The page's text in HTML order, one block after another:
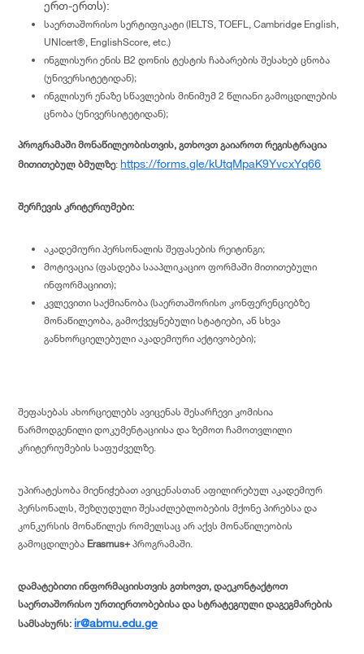
ერთ-ერთს):
საერთაშორისო სერტიფიკატი (IELTS, TOEFL, Cambridge English,
UNIcert®, EnglishScore, etc.)
ინგლისური ენის B2 დონის ტესტის ჩაბარების შესახებ ცნობა
(უნივერსიტეტიდან);
ინგლისურ ენაზე სწავლების მინიმუმ 2 წლიანი გამოცდილების
ცნობა (უნივერსიტეტიდან);
პროგრამაში მონაწილეობისთვის, გთხოვთ გაიაროთ რეგისტრაცია
მითითებულ ბმულზე: https://forms.gle/kUtqMpaK9YvcxYq66
შერჩევის კრიტერიუმები:
აკადემიური პერსონალის შეფასების რეიტინგი;
მოტივაცია (ფასდება სააპლიკაციო ფორმაში მითითებული
ინფორმაციით);
კვლევითი საქმიანობა (საერთაშორისო კონფერენციებზე
მონაწილეობა, გამოქვეყნებული სტატიები, ან სხვა
განხორციელებული აკადემიური აქტივობები);
შეფასებას ახორციელებს ავიცენას შესარჩევი კომისია
წარმოდგენილი დოკუმენტაციისა და ზემოთ ჩამოთვლილი
კრიტერიუმების საფუძველზე.
უპირატესობა მიენიჭებათ ავიცენასთან აფილირებულ აკადემიურ
პერსონალს, შეზღუდული შესაძლებლობების მქონე პირებსა და
კონკურსის მონაწილეს რომელსაც არ აქვს მონაწილეობის
გამოცდილება Erasmus+ პროგრამაში.
დამატებითი ინფორმაციისთვის გთხოვთ, დაეკონტაქტოთ
საერთაშორისო ურთიერთობებისა და სტრატეგიული დაგეგმარების
სამსახურს: ir@abmu.edu.ge